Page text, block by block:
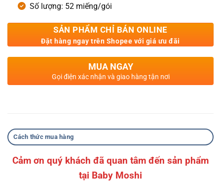
Số lượng: 52 miếng/gói
SẢN PHẨM CHỈ BÁN ONLINE
Đặt hàng ngay trên Shopee với giá ưu đãi
MUA NGAY
Gọi điện xác nhận và giao hàng tận nơi
Cách thức mua hàng
Cảm ơn quý khách đã quan tâm đến sản phẩm
tại Baby Moshi